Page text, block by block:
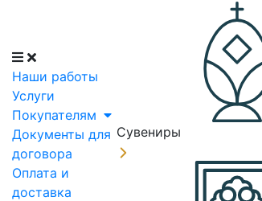
Наши работы
Услуги
Покупателям
Документы для
договора
Оплата и
доставка
Сувениры